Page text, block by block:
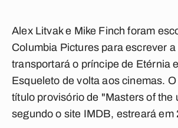
Alex Litvak e Mike Finch foram
Columbia Pictures para escrever
transportará o príncipe de Etérnia
Esqueleto de volta aos cinemas.
título provisório de "Masters of the
segundo o site IMDB, estreará em